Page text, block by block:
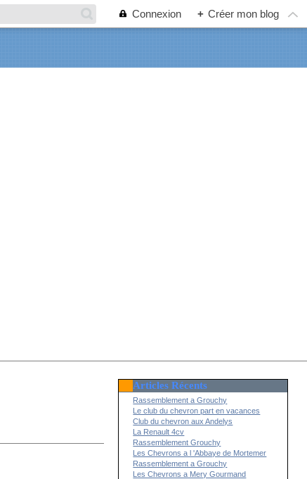
Connexion + Créer mon blog
Articles Récents
Rassemblement a Grouchy
Le club du chevron part en vacances
Club du chevron aux Andelys
La Renault 4cv
Rassemblement Grouchy
Les Chevrons a l 'Abbaye de Mortemer
Rassemblement a Grouchy
Les Chevrons a Mery Gourmand